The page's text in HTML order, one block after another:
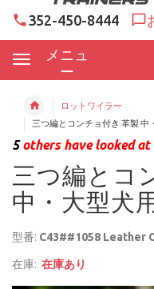
352-450-8444
メニュ
ー
ロットワイラー
三つ編とコンチョ付き 革製 中
5others have looked at
三つ編とコ
中・大型犬
型番: C43##1058 Leather
在庫: 在庫あり